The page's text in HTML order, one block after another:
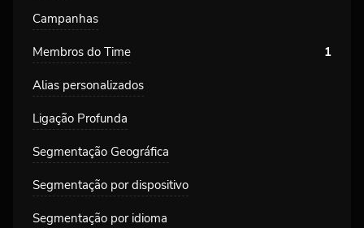
Campanhas
Membros do Time 1
Alias personalizados
Ligação Profunda
Segmentação Geográfica
Segmentação por dispositivo
Segmentação por idioma